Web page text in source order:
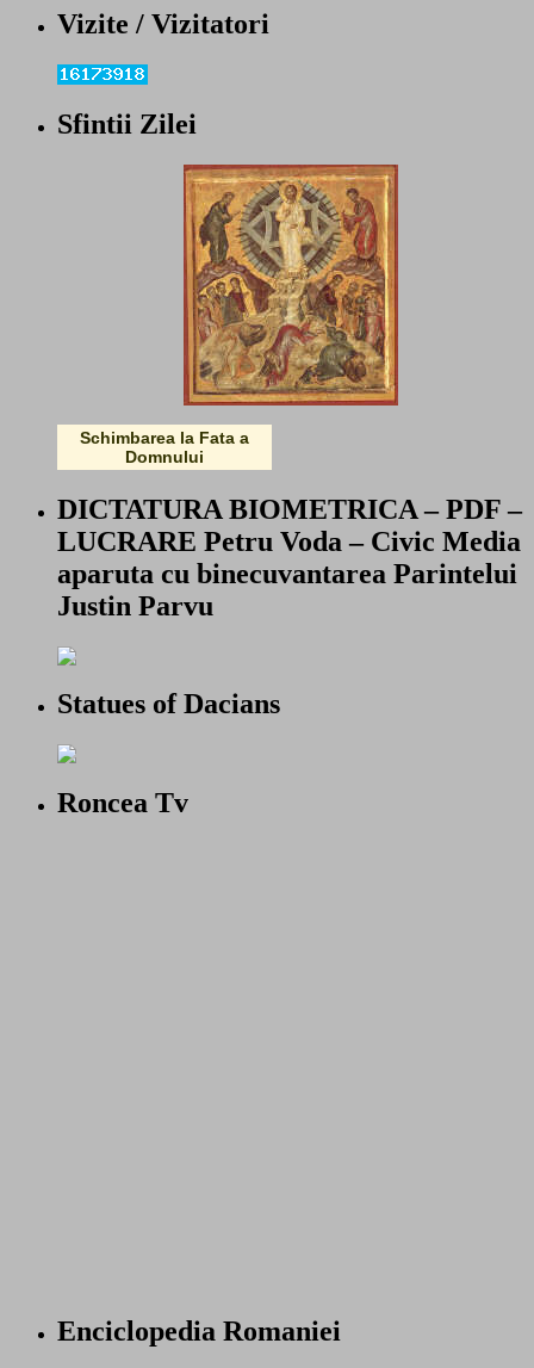
Vizite / Vizitatori
Sfintii Zilei
Schimbarea la Fata a
Domnului
DICTATURA BIOMETRICA – PDF –
LUCRARE Petru Voda – Civic Media
aparuta cu binecuvantarea Parintelui
Justin Parvu
Statues of Dacians
Roncea Tv
Enciclopedia Romaniei